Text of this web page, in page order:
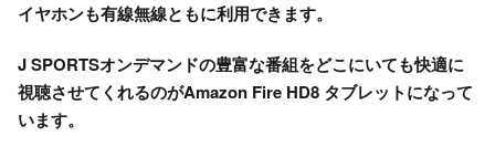
イヤホンも有線無線ともに利用できます。
J SPORTSオンデマンドの豊富な番組をどこにいても快適に
視聴させてくれるのがAmazon Fire HD8 タブレットになって
います。